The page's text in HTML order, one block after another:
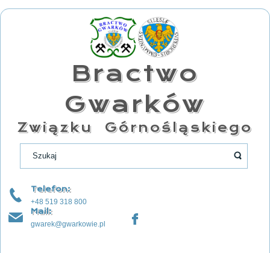
Bractwo
Gwarków
Związku Górnośląskiego
Telefon:
+48 519 318 800
Mail:
gwarek@gwarkowie.pl